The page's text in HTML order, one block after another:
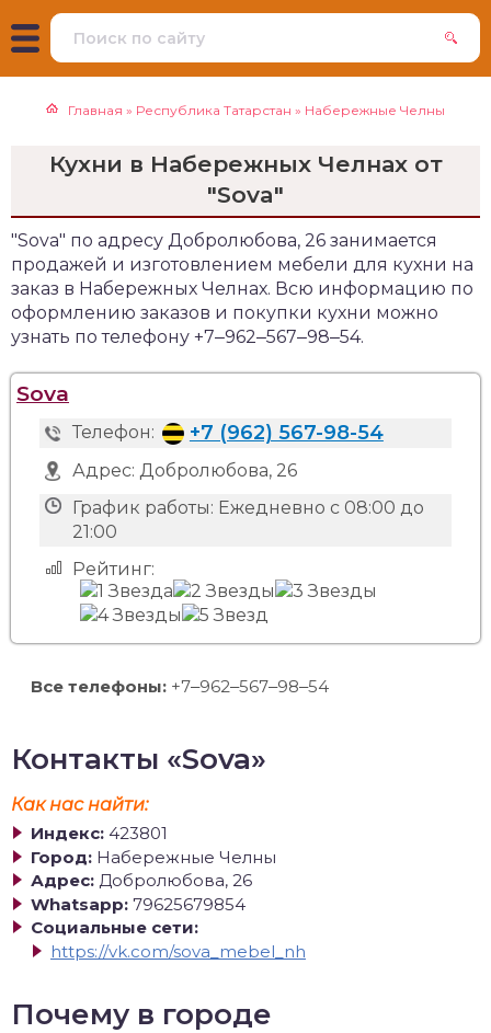
Главная » Республика Татарстан » Набережные Челны
Кухни в Набережных Челнах от
"Sova"
"Sova" по адресу Добролюбова, 26 занимается
продажей и изготовлением мебели для кухни на
заказ в Набережных Челнах. Всю информацию по
оформлению заказов и покупки кухни можно
узнать по телефону +7‒962‒567‒98‒54.
Sova
Телефон: +7 (962) 567-98-54
Адрес: Добролюбова, 26
График работы: Ежедневно с 08:00 до
21:00
Рейтинг:
Все телефоны: +7‒962‒567‒98‒54
Контакты «Sova»
Как нас найти:
Индекс: 423801
Город: Набережные Челны
Адрес: Добролюбова, 26
Whatsapp: 79625679854
Социальные сети:
https://vk.com/sova_mebel_nh
Почему в городе